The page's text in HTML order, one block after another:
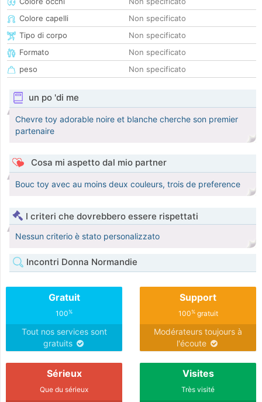
Colore capelli
Non specificato
Tipo di corpo
Non specificato
Formato
Non specificato
peso
Non specificato
un po 'di me
Chevre toy adorable noire et blanche cherche son premier
partenaire
Cosa mi aspetto dal mio partner
Bouc toy avec au moins deux couleurs, trois de preference
I criteri che dovrebbero essere rispettati
Nessun criterio è stato personalizzato
Incontri Donna Normandie
Gratuit
100%
Tout nos services sont
gratuits
Support
100%gratuit
Modérateurs toujours à
l'écoute
Sérieux
Que du sérieux
Visites
Très visité